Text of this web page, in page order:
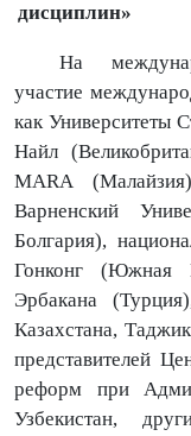
дисциплин»
На
участие
как Университеты
Найл
MARA
Варненский
Болгария),
Гонконг (Южная
Эрбакана
Казахстана,
представителей
реформ при
Узбекистан,